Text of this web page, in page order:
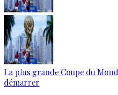
La plus grande Coupe du
démarrer